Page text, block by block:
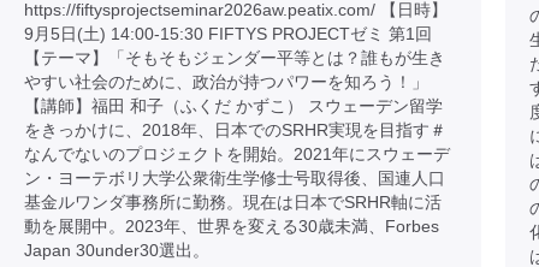
https://fiftysprojectseminar2026aw.peatix.com/ 【日時】
9月5日(土) 14:00-15:30 FIFTYS PROJECTゼミ 第1回
【テーマ】「そもそもジェンダー平等とは？誰もが生き
やすい社会のために、政治が持つパワーを知ろう！」
【講師】福田 和子（ふくだ かずこ） スウェーデン留学
をきっかけに、2018年、日本でのSRHR実現を目指す＃
なんでないのプロジェクトを開始。2021年にスウェーデ
ン・ヨーテボリ大学公衆衛生学修士号取得後、国連人口
基金ルワンダ事務所に勤務。現在は日本でSRHR軸に活
動を展開中。2023年、世界を変える30歳未満、Forbes
Japan 30under30選出。